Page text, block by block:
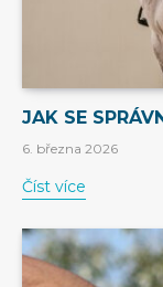
JAK SE
6. března 2026
Číst více